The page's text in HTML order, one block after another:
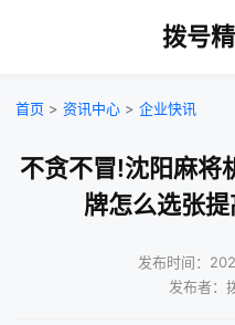
拨号
首页 > 资讯中心 > 企业快讯
不贪不冒!沈阳麻将
牌怎么选张
发布时间：
发布者：